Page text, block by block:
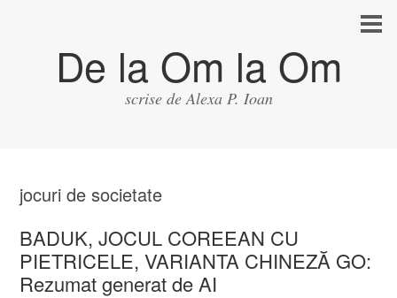
De la Om la Om
scrise de Alexa P. Ioan
jocuri de societate
BADUK, JOCUL COREEAN CU
PIETRICELE, VARIANTA CHINEZĂ GO:
Rezumat generat de AI